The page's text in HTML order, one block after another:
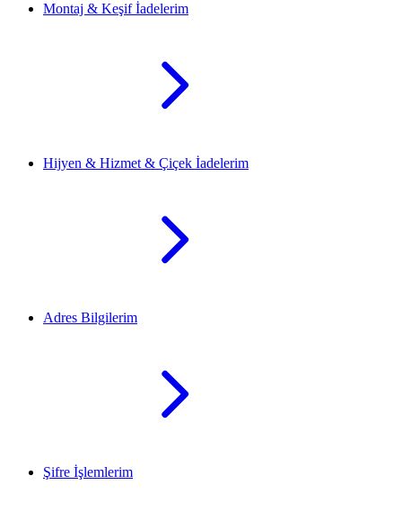
Montaj & Keşif İadelerim
Hijyen & Hizmet & Çiçek İadelerim
Adres Bilgilerim
Şifre İşlemlerim